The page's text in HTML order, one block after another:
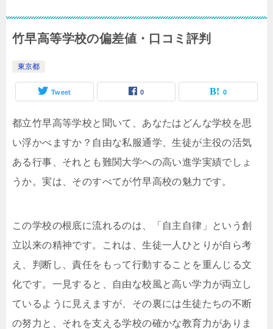
竹早高等学校の偏差値・口コミ評判
東京都
Tweet 0 0
都立竹早高等学校と聞いて、あなたはどんな学校を思
い浮かべますか？自由な私服通学、生徒が主役の活気
ある行事、それとも難関大学への高い進学実績でしょ
うか。実は、そのすべてが竹早高校の魅力です。
この学校の根底に流れるのは、「自主自律」という創
立以来の精神です。これは、生徒一人ひとりが自ら考
え、判断し、責任をもって行動することを重んじる文
化です。一見すると、自由な校風と高い学力が両立し
ているように見えますが、その裏には生徒たちの不断
の努力と、それを支える学校の確かな教育力がありま